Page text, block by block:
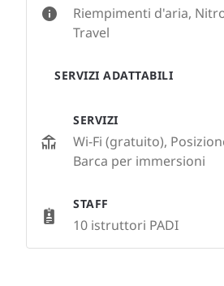
Riempimenti d'aria,
Travel
SERVIZI ADATTABILI
SERVIZI
Wi-Fi (gratuito),
Barca per immersioni
STAFF
10 istruttori PADI